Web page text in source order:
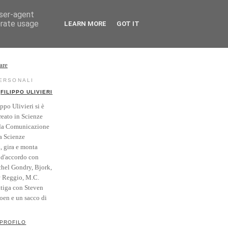
FILIPPO ULIVIERI
Ulivieri si è
in Scienze
Comunicazione
Scienze
gira e monta
con
Gondry, Bjork,
Reggio, M.C.
con Steven
e un sacco di
agent
usage
LEARN MORE GOT IT